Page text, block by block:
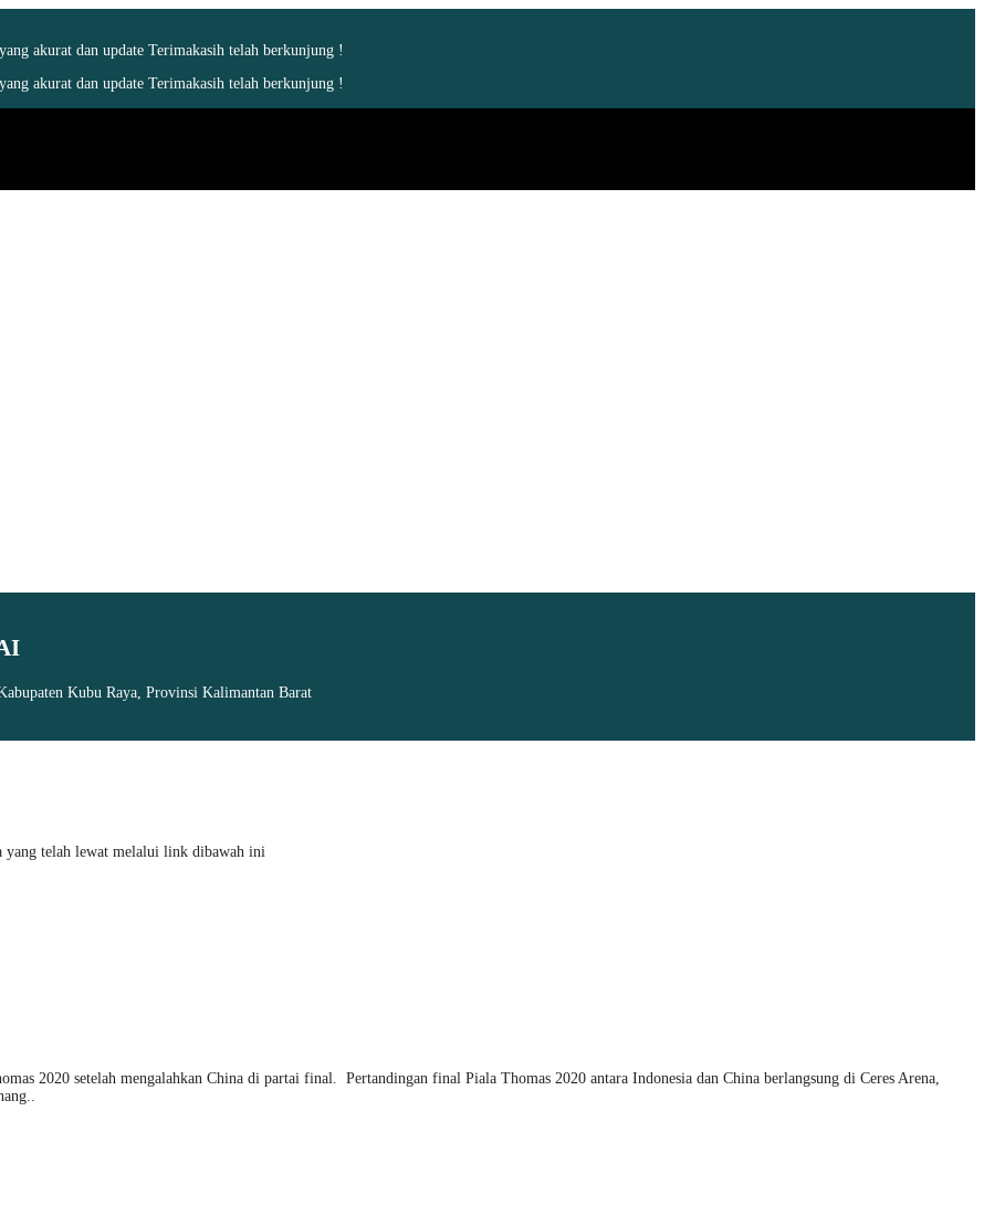
akurat dan update Terimakasih telah berkunjung !
akurat dan update Terimakasih telah berkunjung !
Kubu Raya, Provinsi Kalimantan Barat
yang telah lewat melalui link dibawah ini
2020 setelah mengalahkan China di partai final. Pertandingan final Piala Thomas 2020 antara Indonesia dan China berlangsung di Ceres Arena,